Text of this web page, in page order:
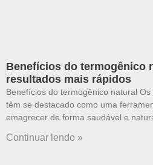
Benefícios do termogênico
resultados mais rápidos
Benefícios do termogênico natural
têm se destacado como uma
emagrecer de forma saudável e
Continuar lendo »